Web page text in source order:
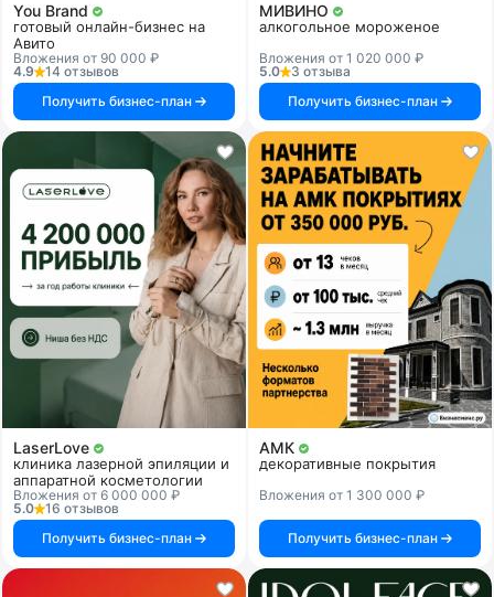
You Brand
готовый онлайн-бизнес на
Авито
Вложения от 90 000 ₽
4.9
14 отзывов
Получить бизнес-план
МИВИНО
алкогольное мороженое
Вложения от 1 020 000 ₽
5.0
3 отзыва
Получить бизнес-план
LaserLove
клиника лазерной эпиляции и
аппаратной косметологии
Вложения от 6 000 000 ₽
5.0
16 отзывов
Получить бизнес-план
АМК
декоративные покрытия
Вложения от 1 300 000 ₽
Получить бизнес-план